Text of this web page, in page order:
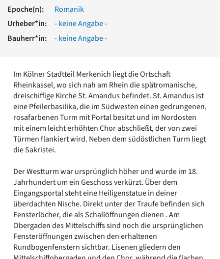
Romanik
Vorromanik
Römische Antike
Über uns
Fachbeirat
Freunde & Förderer
Kontakt
Impressum
Datenschutz
Suchbegriff eingeben
Epoche(n):
Romanik
Urheber*in:
- keine Angabe -
Bauherr*in:
- keine Angabe -
Im Kölner Stadtteil Merkenich liegt die Ortschaft
Rheinkassel, wo sich nah am Rhein die spätromanische,
dreischiffige Kirche St. Amandus befindet. St. Amandus ist
eine Pfeilerbasilika, die im Südwesten einen gedrungenen,
rosafarbenen Turm mit Portal besitzt und im Nordosten
mit einem leicht erhöhten Chor abschließt, der von zwei
Türmen flankiert wird. Neben dem südöstlichen Turm liegt
die Sakristei.
Der Westturm war ursprünglich höher und wurde im 18.
Jahrhundert um ein Geschoss verkürzt. Über dem
Eingangsportal steht eine Heiligenstatue in deiner
überdachten Nische. Direkt unter der Traufe befinden sich
Fensterlöcher, die als Schallöffnungen dienen . Am
Obergaden des Mittelschiffs sind noch die ursprünglichen
Fensteröffnungen zwischen den erhaltenen
Rundbogenfenstern sichtbar. Lisenen gliedern den